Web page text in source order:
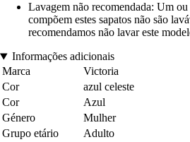
Lavagem não recomendada: Um
compõem estes sapatos não são
recomendamos não lavar este
Informações adicionais
Marca
Victoria
Cor
azul celeste
Cor
Azul
Género
Mulher
Grupo etário
Adulto